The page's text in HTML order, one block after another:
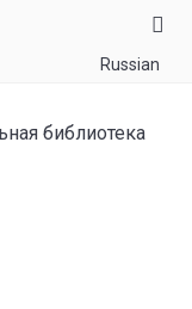
Russian
библиотека